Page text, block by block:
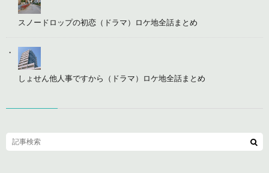
スノードロップの初恋（ドラマ）ロケ地全話まとめ
しょせん他人事ですから（ドラマ）ロケ地全話まとめ